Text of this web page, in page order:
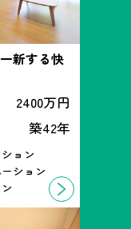
新する快
2400万円
築42年
ョン
ション